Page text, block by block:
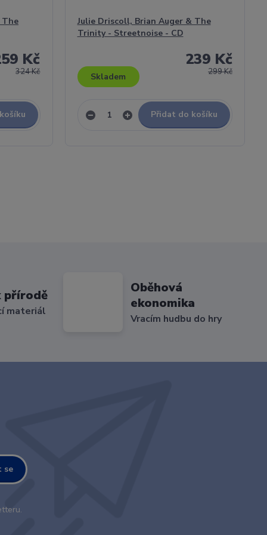
The
324 Kč
Kč
Julie Driscoll, Brian Auger & The
Trinity - Streetnoise - CD
299 Kč
239 Kč
Skladem
Přidat do košíku
přírodě
materiál
Oběhová
ekonomika
Vracím hudbu do hry
se